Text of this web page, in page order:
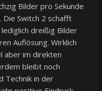
Bilder pro Sekunde
Die Switch 2 schafft
dreißig Bilder
Auflösung. Wirklich
aber im direkten
bleibt noch
Technik in der